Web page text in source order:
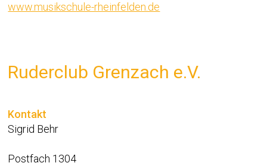
www.musikschule-rheinfelden.de
Ruderclub Grenzach e.V.
Kontakt
Sigrid Behr
Postfach 1304